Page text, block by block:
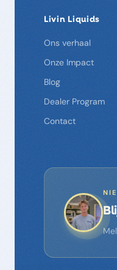
Livin Liquids
Ons verhaal
Onze Impact
Blog
Dealer Program
Contact